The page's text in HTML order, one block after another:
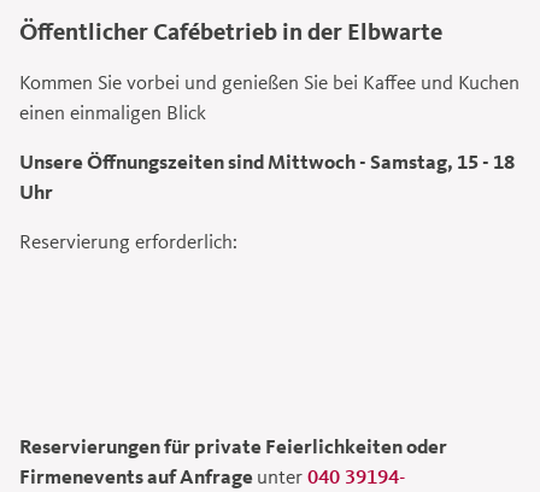
Öffentlicher Cafébetrieb in der Elbwarte
Kommen Sie vorbei und genießen Sie bei Kaffee und Kuchen
einen einmaligen Blick
Unsere Öffnungszeiten sind Mittwoch - Samstag, 15 - 18
Uhr
Reservierung erforderlich:
Reservierungen für private Feierlichkeiten oder
Firmenevents auf Anfrageunter040 39194-